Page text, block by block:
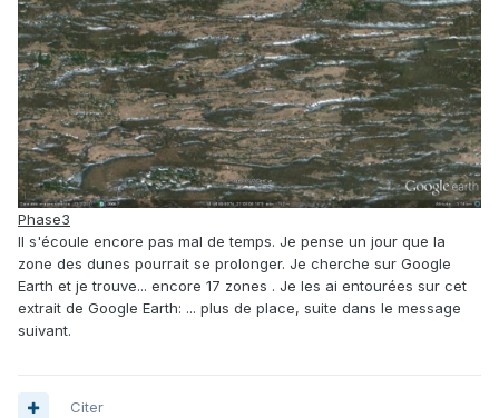
Phase3
Il s'écoule encore pas mal de temps. Je pense un jour que la
zone des dunes pourrait se prolonger. Je cherche sur Google
Earth et je trouve... encore 17 zones . Je les ai entourées sur cet
extrait de Google Earth: ... plus de place, suite dans le message
suivant.
Citer